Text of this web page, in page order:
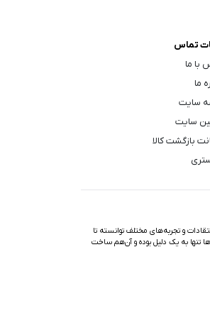
تماس
با ما
ما
سایت
سایت
بازگشت کالا
و تجربه‌های مختلف توانسته تا
تنها به یک دلیل بوده و آن‌هم ساخت